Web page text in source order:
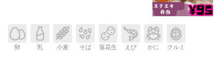
卵 乳 小麦 そば 落花生 えび かに クルミ